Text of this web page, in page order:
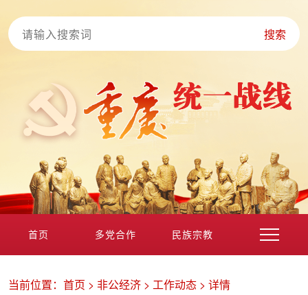
搜索
首页 多党合作 民族宗教
当前位置： 首页 > 非公经济 > 工作动态 > 详情